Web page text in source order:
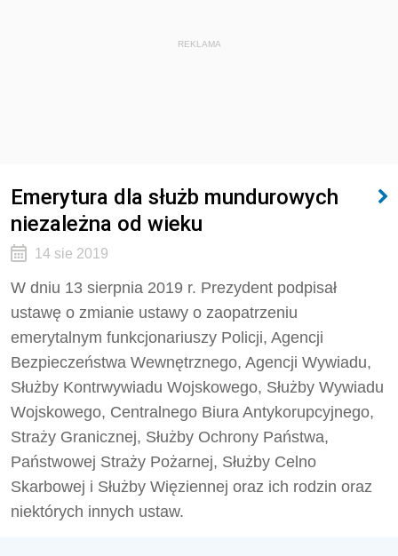
REKLAMA
Emerytura dla służb mundurowych
niezależna od wieku
14 sie 2019
W dniu 13 sierpnia 2019 r. Prezydent podpisał
ustawę o zmianie ustawy o zaopatrzeniu
emerytalnym funkcjonariuszy Policji, Agencji
Bezpieczeństwa Wewnętrznego, Agencji Wywiadu,
Służby Kontrwywiadu Wojskowego, Służby Wywiadu
Wojskowego, Centralnego Biura Antykorupcyjnego,
Straży Granicznej, Służby Ochrony Państwa,
Państwowej Straży Pożarnej, Służby Celno
Skarbowej i Służby Więziennej oraz ich rodzin oraz
niektórych innych ustaw.